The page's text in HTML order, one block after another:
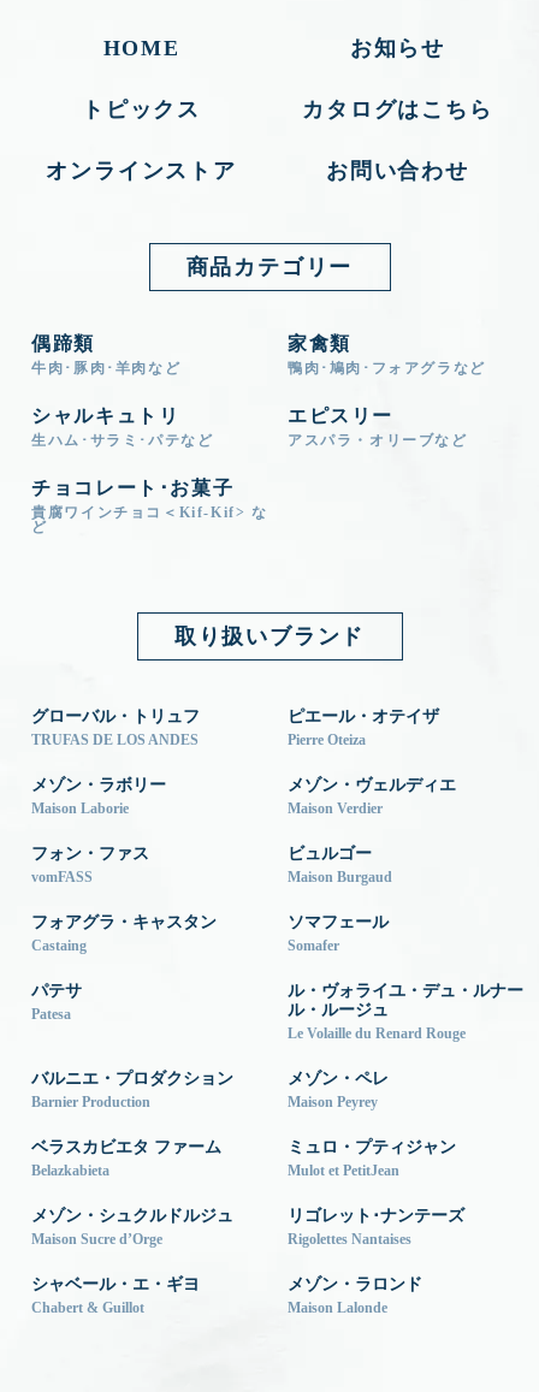
HOME お知らせ
トピックス カタログはこちら
オンラインストア お問い合わせ
商品カテゴリー
偶蹄類
牛肉･豚肉･羊肉など
家禽類
鴨肉･鳩肉･フォアグラなど
シャルキュトリ
生ハム･サラミ･パテなど
エピスリー
アスパラ・オリーブなど
チョコレート･お菓子
貴腐ワインチョコ＜Kif-Kif> な
ど
取り扱いブランド
グローバル・トリュフ
TRUFAS DE LOS ANDES
ピエール・オテイザ
Pierre Oteiza
メゾン・ラボリー
Maison Laborie
メゾン・ヴェルディエ
Maison Verdier
フォン・ファス
vomFASS
ビュルゴー
Maison Burgaud
フォアグラ・キャスタン
Castaing
ソマフェール
Somafer
パテサ
Patesa
ル・ヴォライユ・デュ・ルナー
ル・ルージュ
Le Volaille du Renard Rouge
バルニエ・プロダクション
Barnier Production
メゾン・ペレ
Maison Peyrey
ベラスカビエタ ファーム
Belazkabieta
ミュロ・プティジャン
Mulot et PetitJean
メゾン・シュクルドルジュ
Maison Sucre d’Orge
リゴレット･ナンテーズ
Rigolettes Nantaises
シャベール・エ・ギヨ
Chabert & Guillot
メゾン・ラロンド
Maison Lalonde